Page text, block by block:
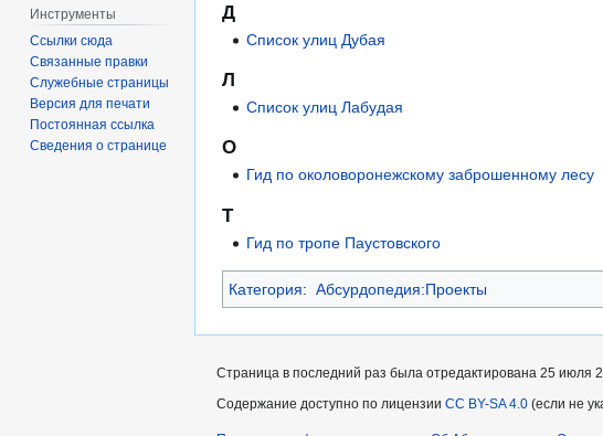
Д
Список улиц Дубая
Л
Список улиц Лабудая
О
Гид по околоворонежскому заброшенному лесу
Т
Гид по тропе Паустовского
Категория: Абсурдопедия:Проекты
Инструменты
Ссылки сюда
Связанные правки
Служебные страницы
Версия для печати
Постоянная ссылка
Сведения о странице
Страница в последний раз была отредактирована 25 июля
Содержание доступно по лицензии CC BY-SA 4.0 (если не